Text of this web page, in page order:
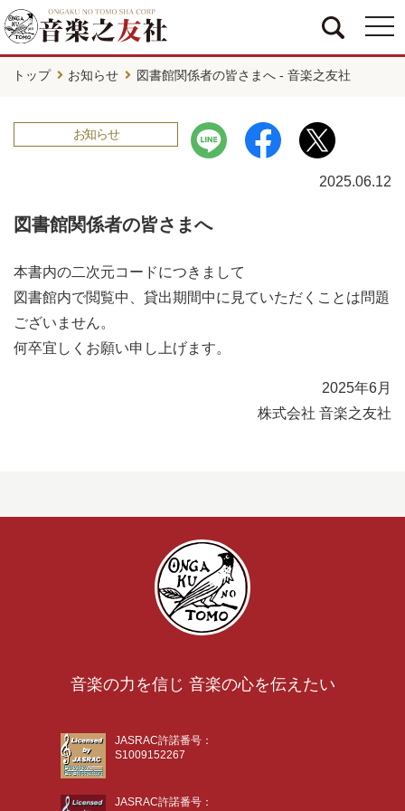
トップ お知らせ 図書館関係者の皆さまへ - 音楽之友社
お知らせ
2025.06.12
図書館関係者の皆さまへ
本書内の二次元コードにつきまして
図書館内で閲覧中、貸出期間中に見ていただくことは問題
ございません。
何卒宜しくお願い申し上げます。
2025年6月
株式会社 音楽之友社
音楽の力を信じ 音楽の心を伝えたい
JASRAC許諾番号：
S1009152267
JASRAC許諾番号：